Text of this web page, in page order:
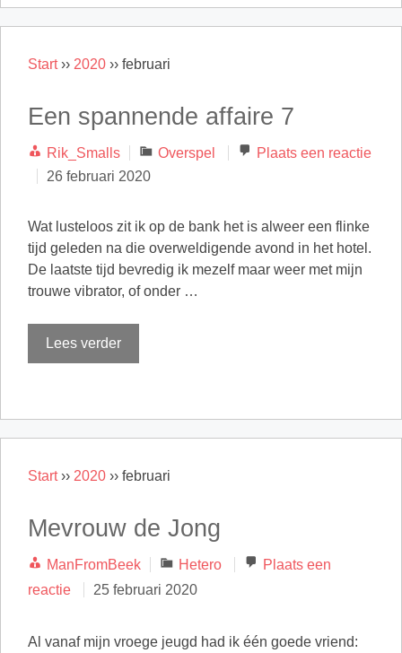
Start›› 2020 ›› februari
Een spannende affaire 7
Rik_Smalls Categorieën
Overspel
Plaats een reactie
26 februari 2020
Wat lusteloos zit ik op de bank het is alweer een flinke
tijd geleden na die overweldigende avond in het hotel.
De laatste tijd bevredig ik mezelf maar weer met mijn
trouwe vibrator, of onder …
Lees verder
Start›› 2020 ›› februari
Mevrouw de Jong
ManFromBeek Categorieën
Hetero
Plaats een
reactie
25 februari 2020
Al vanaf mijn vroege jeugd had ik één goede vriend: